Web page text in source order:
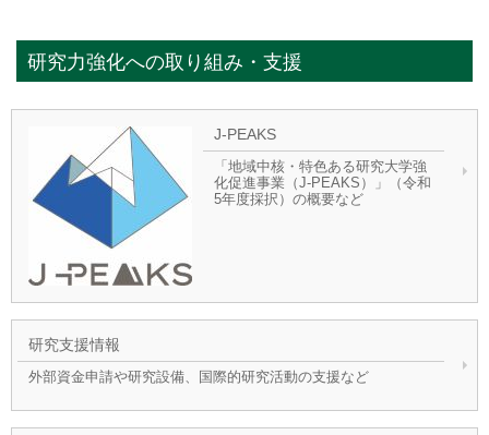
研究力強化への取り組み・支援
J-PEAKS
「地域中核・特色ある研究大学強
化促進事業（J-PEAKS）」（令和
5年度採択）の概要など
研究支援情報
外部資金申請や研究設備、国際的研究活動の支援など